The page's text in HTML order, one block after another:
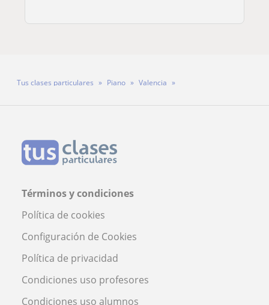
Tus clases particulares Piano
Valencia
Términos y condiciones
Política de cookies
Configuración de Cookies
Política de privacidad
Condiciones uso profesores
Condiciones uso alumnos